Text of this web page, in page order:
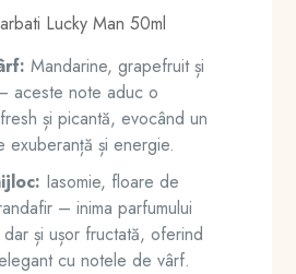
Lucky Man 50ml
Mandarine, grapefruit și
aceste note aduc o
și picantă, evocând un
exuberanță și energie.
Iasomie, floare de
– inima parfumului
și ușor fructată, oferind
cu notele de vârf.